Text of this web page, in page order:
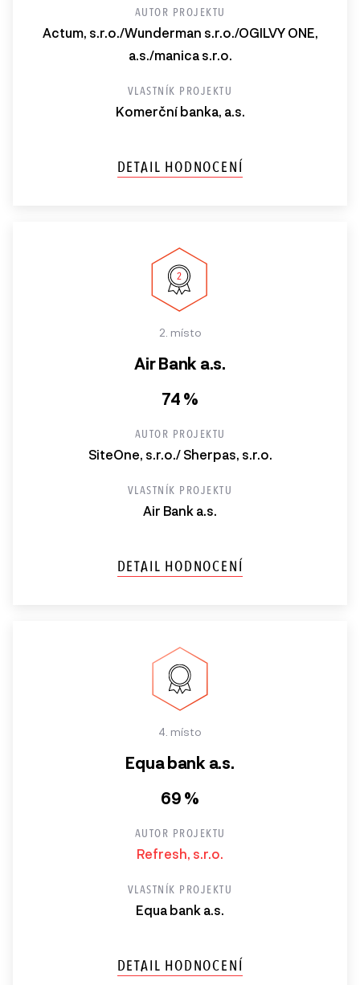
AUTOR PROJEKTU
Actum, s.r.o./Wunderman s.r.o./OGILVY ONE,
a.s./manica s.r.o.
VLASTNÍK PROJEKTU
Komerční banka, a.s.
DETAIL HODNOCENÍ
2. místo
Air Bank a.s.
74 %
AUTOR PROJEKTU
SiteOne, s.r.o./ Sherpas, s.r.o.
VLASTNÍK PROJEKTU
Air Bank a.s.
DETAIL HODNOCENÍ
4. místo
Equa bank a.s.
69 %
AUTOR PROJEKTU
Refresh, s.r.o.
VLASTNÍK PROJEKTU
Equa bank a.s.
DETAIL HODNOCENÍ